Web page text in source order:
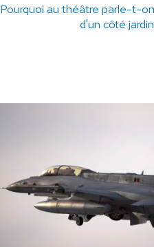
Pourquoi au théâtre parle-t-
d'un côté